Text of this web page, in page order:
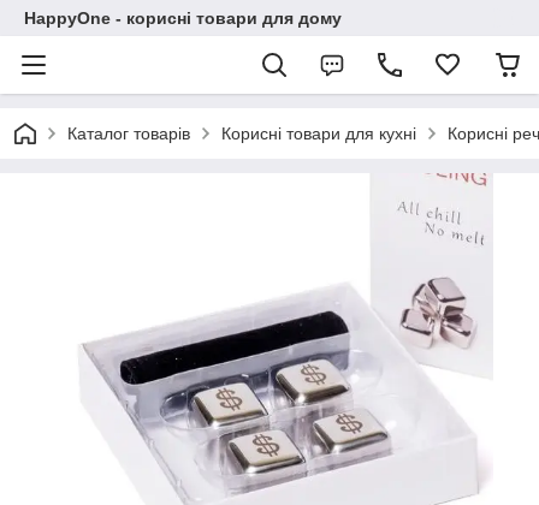
HappyOne - корисні товари для дому
Каталог товарів Корисні товари для кухні Корисні